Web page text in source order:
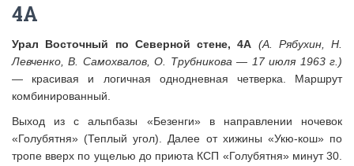
4А
Урал Восточный по Северной стене, 4А (А. Рябухин, Н.
Левченко, В. Самохвалов, О. Трубникова — 17 июля 1963 г.)
— красивая и логичная однодневная четверка. Маршрут
комбинированный.
Выход из с альпбазы «Безенги» в направлении ночевок
«Голубятня» (Теплый угол). Далее от хижины «Укю-кош» по
тропе вверх по ущелью до приюта КСП «Голубятня» минут 30.